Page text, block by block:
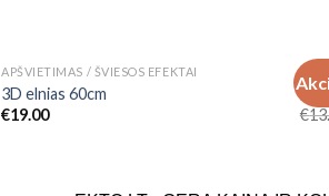
NETURIME
APŠVIETIMAS / ŠVIESOS EFEKTAI
3D elnias 60cm
€19.00
€